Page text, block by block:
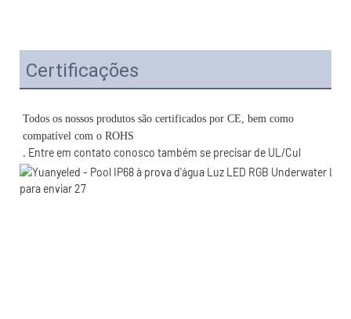
Certificações
Todos os nossos produtos são certificados por CE, bem como
. Entre em contato conosco também se precisar de UL/Cul